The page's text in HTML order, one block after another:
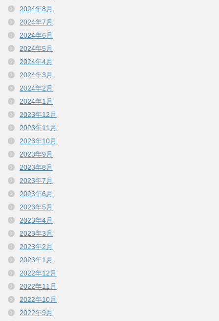
2024年8月
2024年7月
2024年6月
2024年5月
2024年4月
2024年3月
2024年2月
2024年1月
2023年12月
2023年11月
2023年10月
2023年9月
2023年8月
2023年7月
2023年6月
2023年5月
2023年4月
2023年3月
2023年2月
2023年1月
2022年12月
2022年11月
2022年10月
2022年9月